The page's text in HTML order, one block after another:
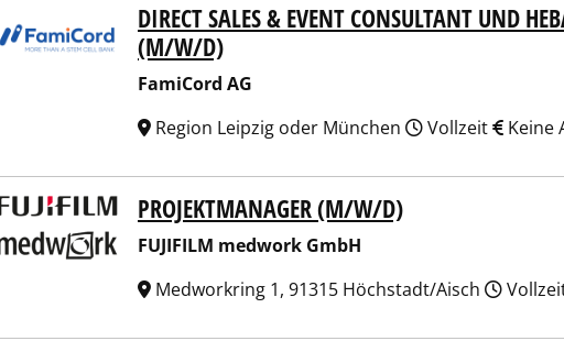
DIRECT SALES & EVENT CONSULTANT UND
(M/W/D)
FamiCord AG
Region Leipzig oder München
Vollzeit Keine
FUJIFILM medwork GmbHPROJEKTMANAGER (M/W/D)
FUJIFILM medwork GmbH
Medworkring 1, 91315 Höchstadt/Aisch